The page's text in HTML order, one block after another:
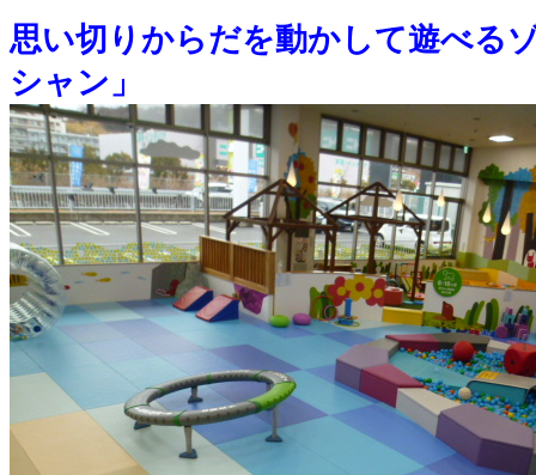
思い切りからだを動かして遊べる
シャン」